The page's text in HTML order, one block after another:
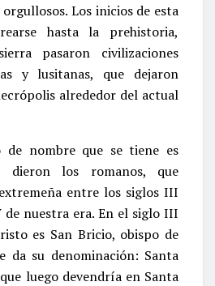
Los inicios de esta
hasta la prehistoria,
pasaron civilizaciones
y lusitanas, que dejaron
alrededor del actual
nombre que se tiene es
los romanos, que
entre los siglos III
de nuestra era. En el siglo III
es San Bricio, obispo de
da su denominación: Santa
luego devendría en Santa